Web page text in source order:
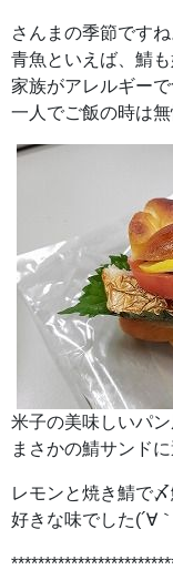
さんまの季節ですね
青魚といえば、鯖も
家族がアレルギー
一人でご飯の時は
米子の美味しいパ
まさかの鯖サンド
レモンと焼き鯖で
好きな味でした(´∀